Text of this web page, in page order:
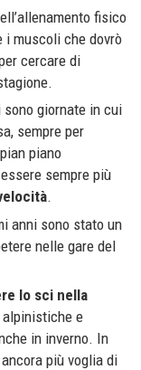
fisico
i muscoli che dovrò
cercare di
giornate in cui
sempre per
piano
sempre più
.
anni sono stato un
nelle gare del
lo sci nella
e
in inverno. In
più voglia di